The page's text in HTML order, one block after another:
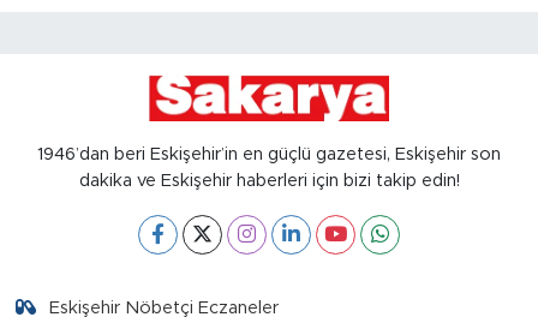
1946’dan beri Eskişehir’in en güçlü gazetesi, Eskişehir son
dakika ve Eskişehir haberleri için bizi takip edin!
Eskişehir Nöbetçi Eczaneler